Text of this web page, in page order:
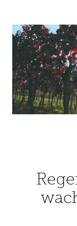
Direkt
zum
Inhalt